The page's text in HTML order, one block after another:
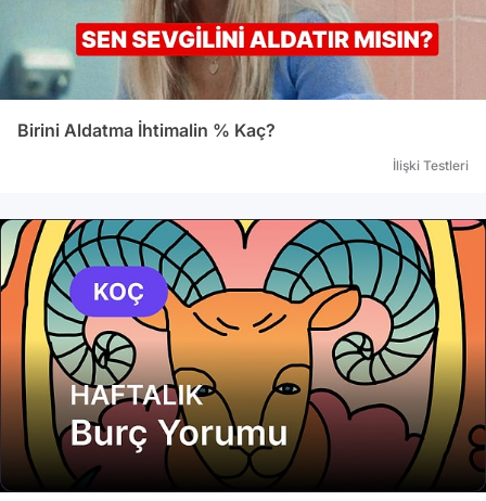
Birini Aldatma İhtimalin % Kaç?
İlişki Testleri